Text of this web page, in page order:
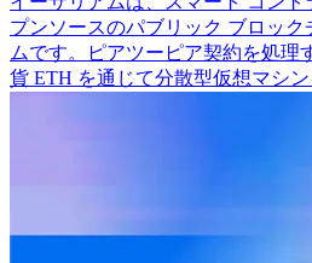
プンソースのパブリック ブロッ
ムです。ピアツーピア契約を処理
貨 ETH を通じて分散型仮想マシン